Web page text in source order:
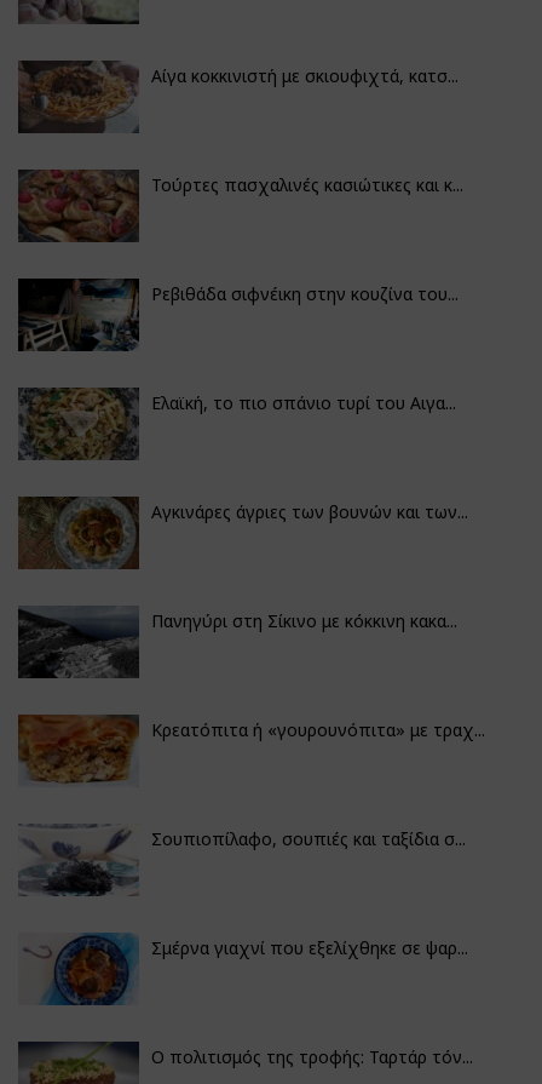
Αίγα κοκκινιστή με σκιουφιχτά, κατσ...
Τούρτες πασχαλινές κασιώτικες και κ...
Ρεβιθάδα σιφνέικη στην κουζίνα του...
Ελαϊκή, το πιο σπάνιο τυρί του Αιγα...
Αγκινάρες άγριες των βουνών και των...
Πανηγύρι στη Σίκινο με κόκκινη κακα...
Κρεατόπιτα ή «γουρουνόπιτα» με τραχ...
Σουπιοπίλαφο, σουπιές και ταξίδια σ...
Σμέρνα γιαχνί που εξελίχθηκε σε ψαρ...
Ο πολιτισμός της τροφής: Ταρτάρ τόν...